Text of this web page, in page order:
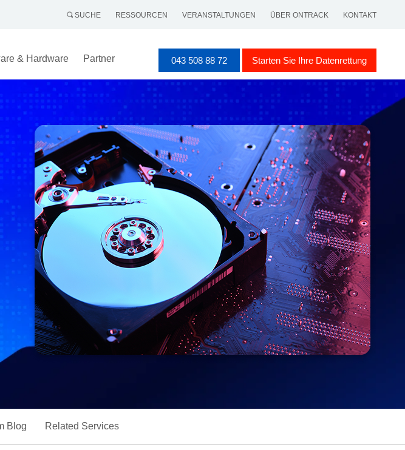
SUCHE RESSOURCEN VERANSTALTUNGEN ÜBER ONTRACK KONTAKT
& Hardware Partner 043 508 88 72 Starten Sie Ihre Datenrettung
Blog Related Services